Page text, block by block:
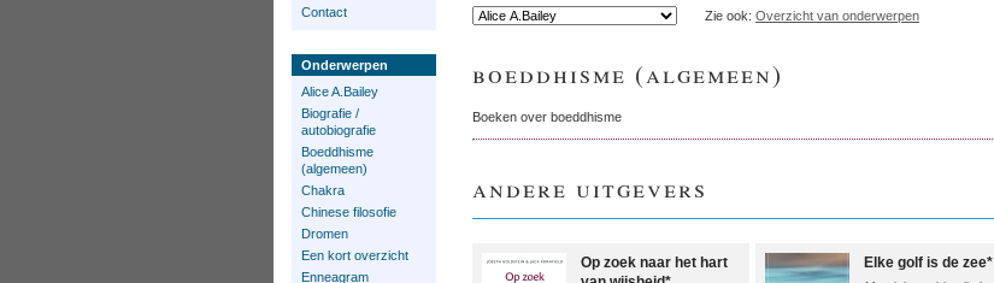
Contact
Onderwerpen
Alice A.Bailey
Biografie /
autobiografie
Boeddhisme
(algemeen)
Chakra
Chinese filosofie
Dromen
Een kort overzicht
Enneagram
Zie ook: Overzicht van onderwerpen
boeddhisme (algemeen)
Boeken over boeddhisme
andere uitgevers
Op zoek naar het hart
Elke golf is de zee*